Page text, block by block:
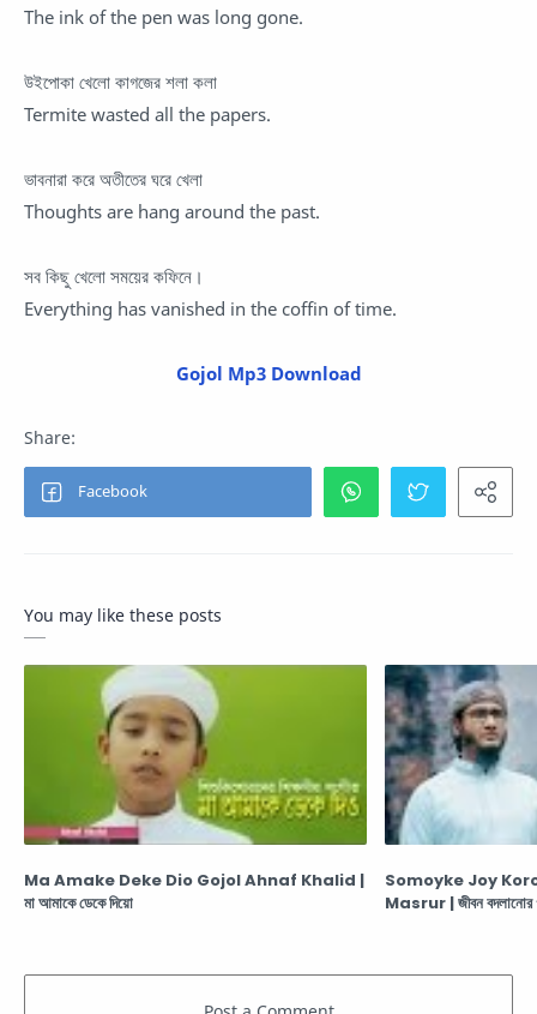
The ink of the pen was long gone.
উইপোকা খেলো কাগজের শলা কলা
Termite wasted all the papers.
ভাবনারা করে অতীতের ঘরে খেলা
Thoughts are hang around the past.
সব কিছু খেলো সময়ের কফিনে।
Everything has vanished in the coffin of time.
Gojol Mp3 Download
You may like these posts
Ma Amake Deke Dio Gojol Ahnaf Khalid |
মা আমাকে ডেকে দিয়ো
Somoyke Joy Koro
Masrur | জীবন বদলানোর